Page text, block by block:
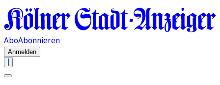
AboAbonnieren
Anmelden